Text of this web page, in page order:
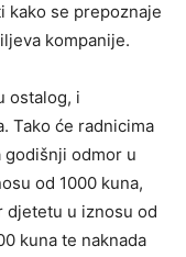
kako se prepoznaje
kompanije.
ostalog, i
Tako će radnicima
godišnji odmor u
od 1000 kuna,
djetetu u iznosu od
kuna te naknada